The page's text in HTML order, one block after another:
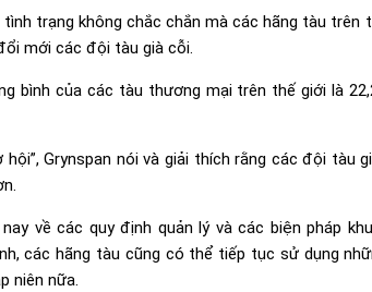
trạng không chắc chắn mà các hãng tàu trên
mới các đội tàu già cỗi.
bình của các tàu thương mại trên thế giới là
Grynspan nói và giải thích rằng các đội
về các quy định quản lý và các biện pháp
các hãng tàu cũng có thể tiếp tục sử dụng
niên nữa.